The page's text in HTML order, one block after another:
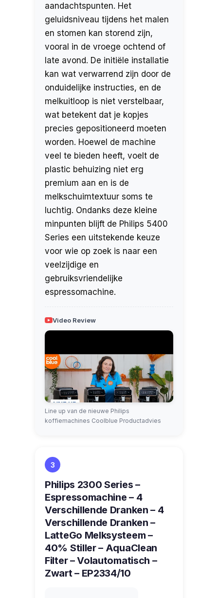
aandachtspunten. Het
geluidsniveau tijdens het malen
en stomen kan storend zijn,
vooral in de vroege ochtend of
late avond. De initiële installatie
kan wat verwarrend zijn door de
onduidelijke instructies, en de
melkuitloop is niet verstelbaar,
wat betekent dat je kopjes
precies gepositioneerd moeten
worden. Hoewel de machine
veel te bieden heeft, voelt de
plastic behuizing niet erg
premium aan en is de
melkschuimtextuur soms te
luchtig. Ondanks deze kleine
minpunten blijft de Philips 5400
Series een uitstekende keuze
voor wie op zoek is naar een
veelzijdige en
gebruiksvriendelijke
espressomachine.
Video Review
Line up van de nieuwe Philips
koffiemachines Coolblue Productadvies
3
Philips 2300 Series –
Espressomachine – 4
Verschillende Dranken – 4
Verschillende Dranken –
LatteGo Melksysteem –
40% Stiller – AquaClean
Filter – Volautomatisch –
Zwart – EP2334/10